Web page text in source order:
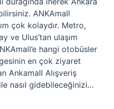
ANKAmall
çok kolaydır. Metro,
ve Ulus’tan ulaşım
hangi otobüsler
en çok ziyaret
Ankamall Alışveriş
nasıl gidebileceğinizi…